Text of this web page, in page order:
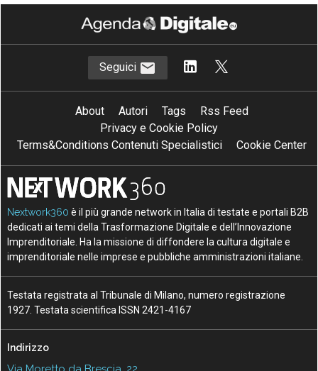
Seguici
About Autori Tags
Rss Feed
Privacy e Cookie Policy
Terms&Conditions Contenuti Specialistici
Cookie Center
Nextwork360 è il più grande network in Italia di testate e portali B2B
dedicati ai temi della Trasformazione Digitale e dell’Innovazione
Imprenditoriale. Ha la missione di diffondere la cultura digitale e
imprenditoriale nelle imprese e pubbliche amministrazioni italiane.
Testata registrata al Tribunale di Milano, numero registrazione
1927. Testata scientifica ISSN 2421-4167
Indirizzo